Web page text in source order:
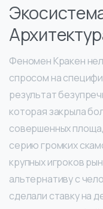
Феномен Кракен
спросом на
результат
которая закрыла
совершенных
серию громких
крупных игроков
альтернативу с
сделали ставку на